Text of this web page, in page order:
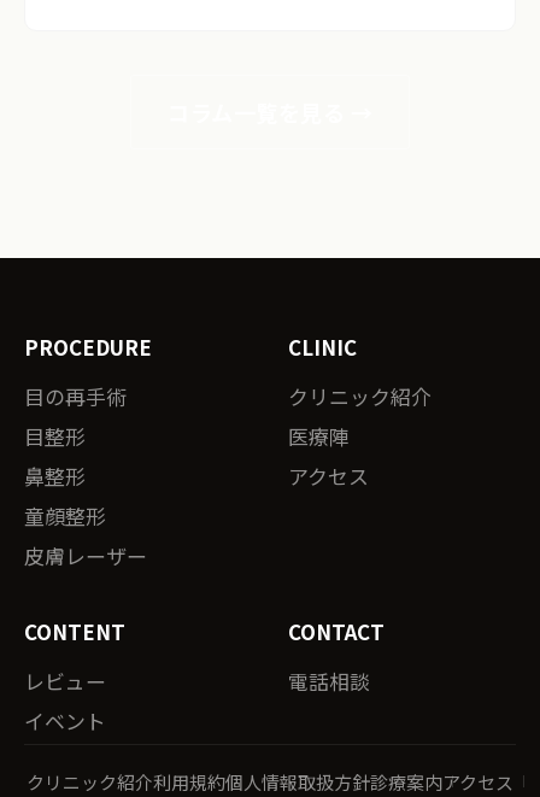
PROCEDURE
目の再手術
目整形
鼻整形
童顔整形
皮膚レーザー
CLINIC
クリニック紹介
医療陣
アクセス
CONTENT
レビュー
イベント
CONTACT
電話相談
クリニック紹介利用規約個人情報取扱方針診療案内アクセス